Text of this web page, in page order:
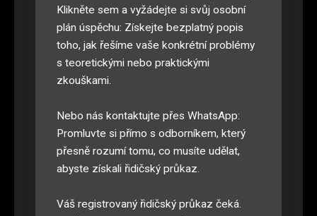
Klikněte sem a vyžádejte si svůj osobní
plán úspěchu: Získejte bezplatný popis
toho, jak řešíme vaše konkrétní problémy
s teoretickými nebo praktickými
zkouškami.
Nebo nás kontaktujte přes WhatsApp:
Promluvte si přímo s odborníkem, který
přesně rozumí tomu, co musíte udělat,
abyste získali řidičský průkaz.
Váš registrovaný řidičský průkaz čeká.